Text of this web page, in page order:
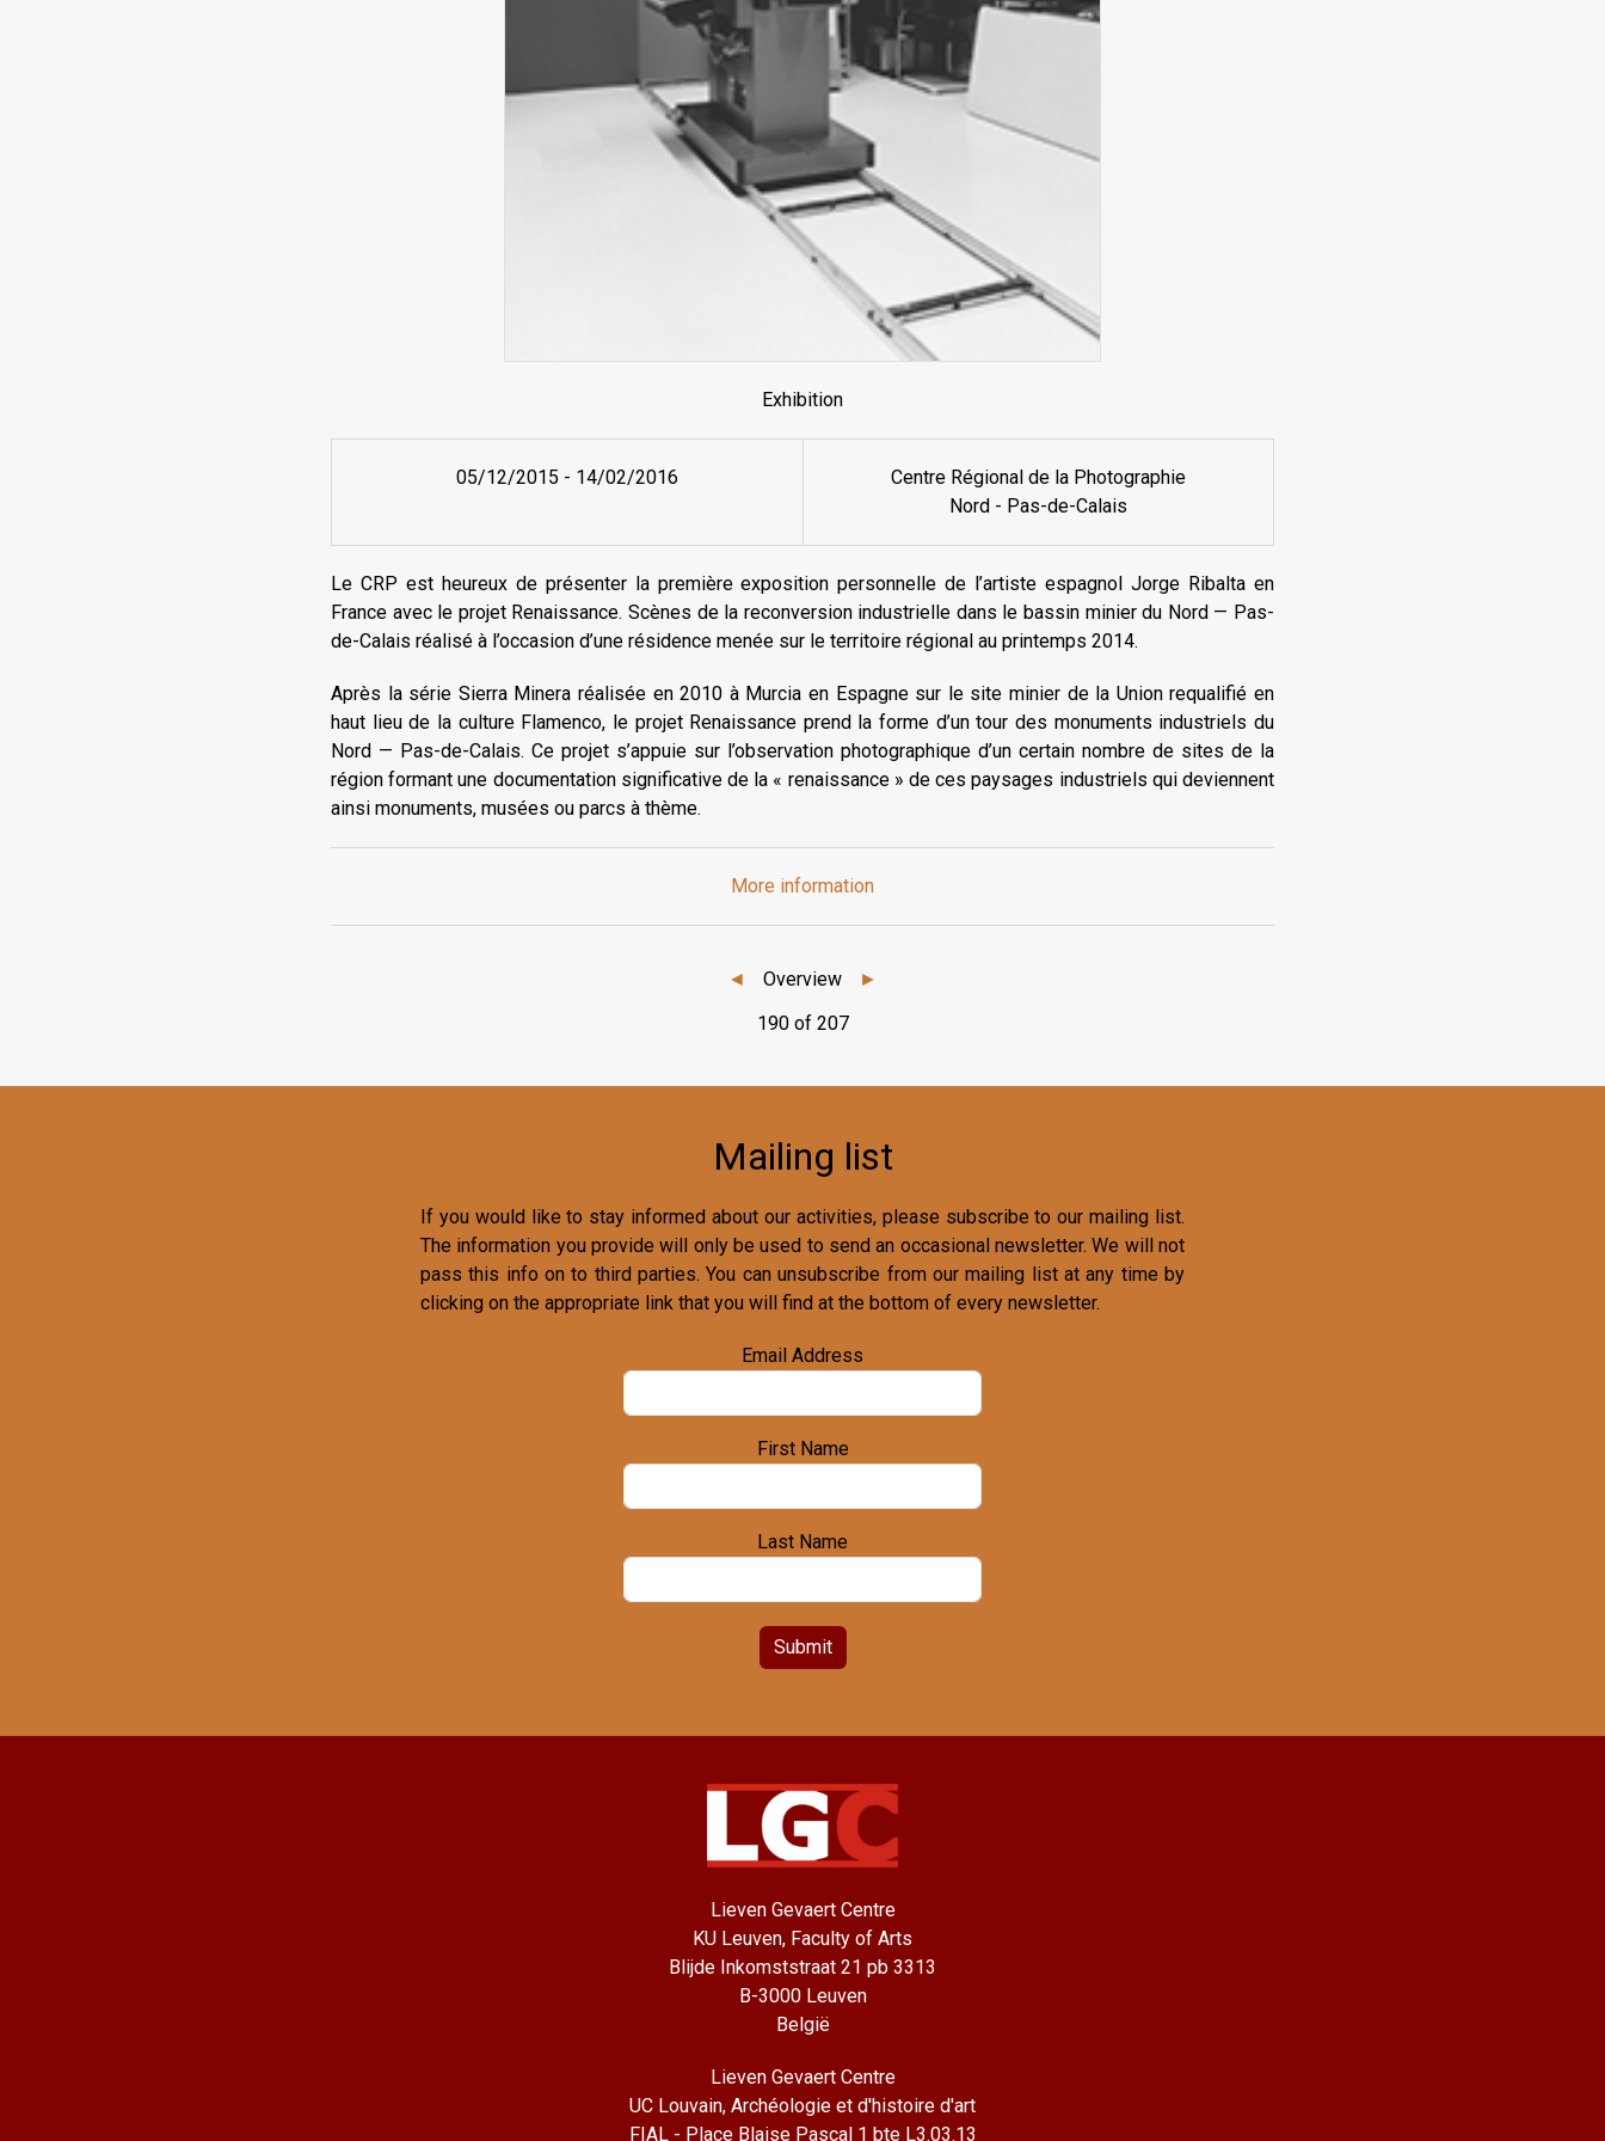
Exhibition
05/12/2015 - 14/02/2016
Centre Régional de la Photographie
Nord - Pas-de-Calais
Le CRP est heureux de présenter la première exposition personnelle de l’artiste espagnol Jorge Ribalta en
France avec le projet Renaissance. Scènes de la reconversion industrielle dans le bassin minier du Nord — Pas-
de-Calais réalisé à l’occasion d’une résidence menée sur le territoire régional au printemps 2014.
Après la série Sierra Minera réalisée en 2010 à Murcia en Espagne sur le site minier de la Union requalifié en
haut lieu de la culture Flamenco, le projet Renaissance prend la forme d’un tour des monuments industriels du
Nord — Pas-de-Calais. Ce projet s’appuie sur l’observation photographique d’un certain nombre de sites de la
région formant une documentation significative de la « renaissance » de ces paysages industriels qui deviennent
ainsi monuments, musées ou parcs à thème.
More information
◄ Overview
►
190 of 207
Mailing list
If you would like to stay informed about our activities, please subscribe to our mailing list.
The information you provide will only be used to send an occasional newsletter. We will not
pass this info on to third parties. You can unsubscribe from our mailing list at any time by
clicking on the appropriate link that you will find at the bottom of every newsletter.
Email Address
First Name
Last Name
Submit
Lieven Gevaert Centre
KU Leuven, Faculty of Arts
Blijde Inkomststraat 21 pb 3313
B-3000 Leuven
België
Lieven Gevaert Centre
UC Louvain, Archéologie et d'histoire d'art
FIAL - Place Blaise Pascal 1 bte L3.03.13